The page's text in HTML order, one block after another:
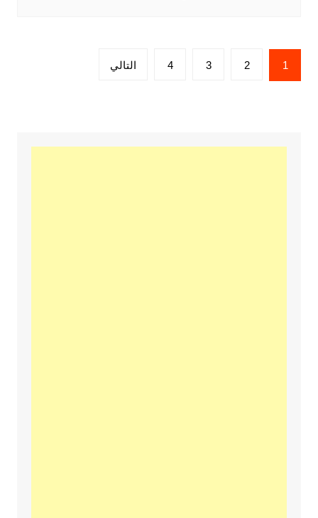
تعدد
صفحات
1
2
3
4 التالي